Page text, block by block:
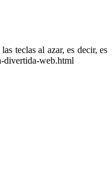
teclas al azar, es decir, es
divertida-web.html